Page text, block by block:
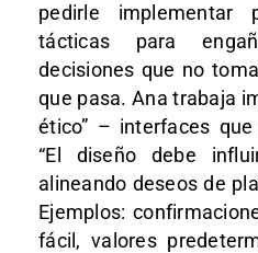
pedirle implementar
tácticas para
decisiones que no
que pasa. Ana trabaja
ético” – interfaces
“El diseño debe
alineando deseos de
Ejemplos:
fácil, valores